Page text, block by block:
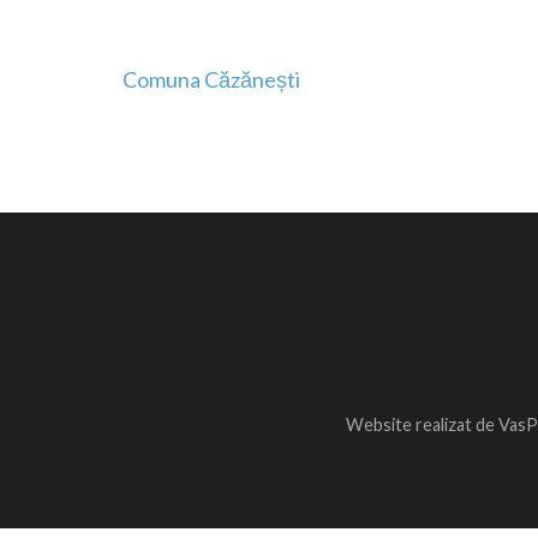
Navigare
Comuna Căzănești
Website realizat de